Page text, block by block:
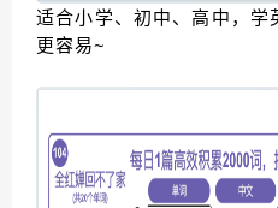
适合小学、初中、高中，学
更容易~